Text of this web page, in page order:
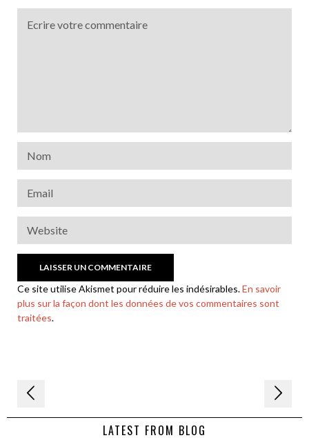
Ce site utilise Akismet pour réduire les indésirables.En savoir
plus sur la façon dont les données de vos commentaires sont
traitées.
Navigation
de LATEST FROM BLOG